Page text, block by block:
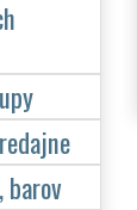
barov